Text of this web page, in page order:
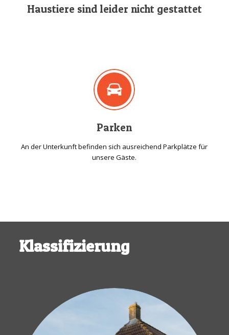
Haustiere sind leider nicht gestattet
Parken
An der Unterkunft befinden sich ausreichend Parkplätze für
unsere Gäste.
Klassifizierung